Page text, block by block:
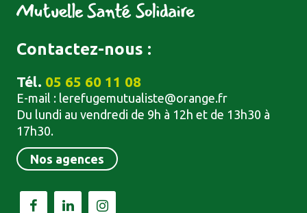
Contactez-nous :
Tél. 05 65 60 11 08
E-mail : lerefugemutualiste@orange.fr
Du lundi au vendredi de 9h à 12h et de 13h30 à
17h30.
Nos agences
FacebookLinkedInInstagram